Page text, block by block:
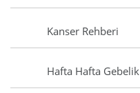
Kanser Rehberi
Hafta Hafta Gebelik